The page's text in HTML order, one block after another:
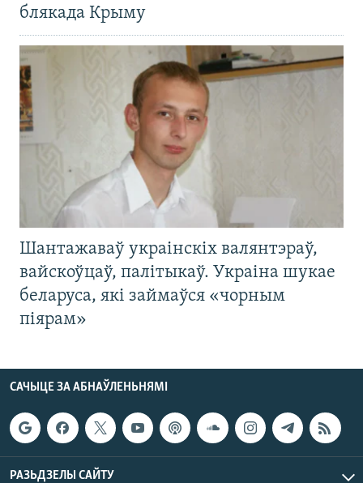
блякада Крыму
Шантажаваў украінскіх валянтэраў,
вайскоўцаў, палітыкаў. Украіна шукае
беларуса, які займаўся «чорным
піярам»
САЧЫЦЕ ЗА АБНАЎЛЕНЬНЯМІ
РАЗЬДЗЕЛЫ САЙТУ